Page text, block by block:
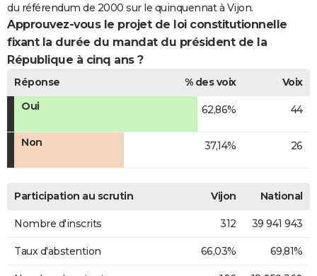
du référendum de 2000 sur le quinquennat à Vijon.
Approuvez-vous le projet de loi constitutionnelle
fixant la durée du mandat du président de la
République à cinq ans ?
Réponse % des voix
Voix
Oui
62,86% 44
Non 37,14% 26
Participation au scrutin Vijon National
Nombre d'inscrits 312 39 941 943
Taux d'abstention 66,03% 69,81%